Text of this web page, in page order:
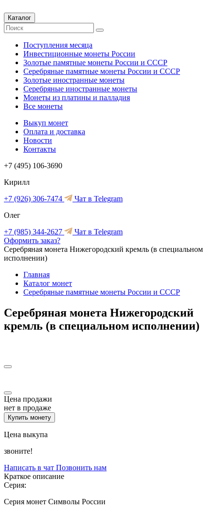
Каталог
Поступления месяца
Инвестиционные монеты России
Золотые памятные монеты России и СССР
Серебряные памятные монеты России и СССР
Золотые иностранные монеты
Серебряные иностранные монеты
Монеты из платины и палладия
Все монеты
Выкуп монет
Оплата и доставка
Новости
Контакты
+7 (495) 106-3690
Кирилл
+7 (926) 306-7474
Чат в Telegram
Олег
+7 (985) 344-2627
Чат в Telegram
Оформить заказ?
Серебряная монета Нижегородский кремль (в специальном
исполнении)
Главная
Каталог монет
Серебряные памятные монеты России и СССР
Серебряная монета Нижегородский
кремль (в специальном исполнении)
Цена продажи
нет в продаже
Купить монету
Цена выкупа
звоните!
Написать в чат Позвонить нам
Краткое описание
Серия:
Серия монет Символы России